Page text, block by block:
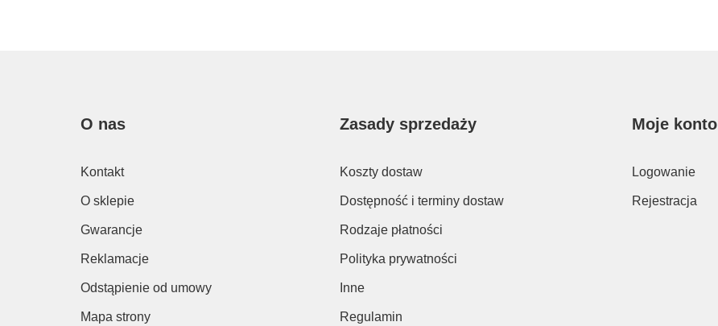
O nas
Kontakt
O sklepie
Gwarancje
Reklamacje
Odstąpienie od umowy
Mapa strony
Zasady sprzedaży
Koszty dostaw
Dostępność i terminy dostaw
Rodzaje płatności
Polityka prywatności
Inne
Regulamin
Moje konto
Logowanie
Rejestracja